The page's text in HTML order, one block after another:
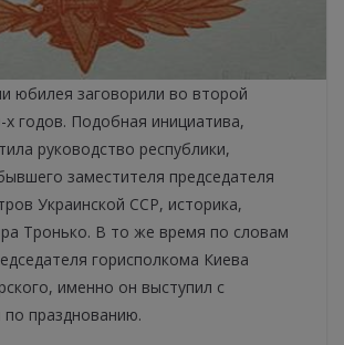
юбилея заговорили во второй
х годов. Подобная инициатива,
руководство республики,
заместителя председателя
Украинской ССР, историка,
Тронько. В то же время по словам
горисполкома Киева
именно он выступил с
празднованию.